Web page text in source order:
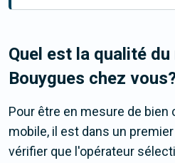
Quel est la qualité
Bouygues chez
Pour être en mesure de
mobile, il est dans un
vérifier que l'opérateur